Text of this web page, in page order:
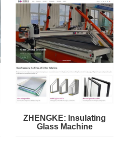
ZHENGKE: Insulating
Glass Machine